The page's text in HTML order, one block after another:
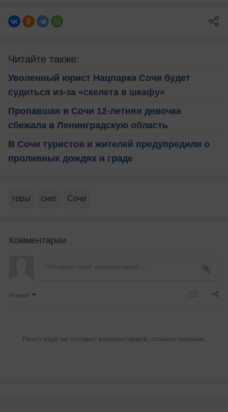
Читайте также:
Уволенный юрист Нацпарка Сочи будет
судиться из-за «скелета в шкафу»
Пропавшая в Сочи 12-летняя девочка
сбежала в Ленинградскую область
В Сочи туристов и жителей предупредили о
проливных дождях и граде
горы снег Сочи
Комментарии
Новые
Никто ещё не оставил комментариев, станьте первым.